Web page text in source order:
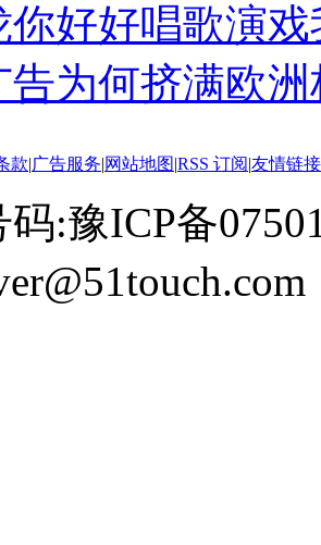
你好好唱歌演
告为何挤满欧
款|广告服务|网站地图|RSS 订阅|友情链接
:豫ICP备